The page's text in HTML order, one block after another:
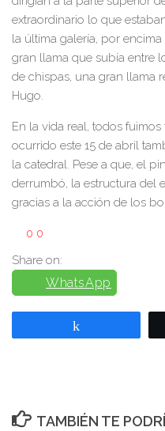
extraordinario lo que
la última galería, por
gran llama que subía entre
de chispas, una gran llama
Hugo.
En la vida real, todos
ocurrido este 15 de abril
la catedral. Pese a que, el
derrumbó, la estructura del
gracias a la acción de los
0 0
Share on:
WhatsApp
TAMBIÉN TE